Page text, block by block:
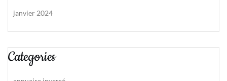
janvier 2024
Categories